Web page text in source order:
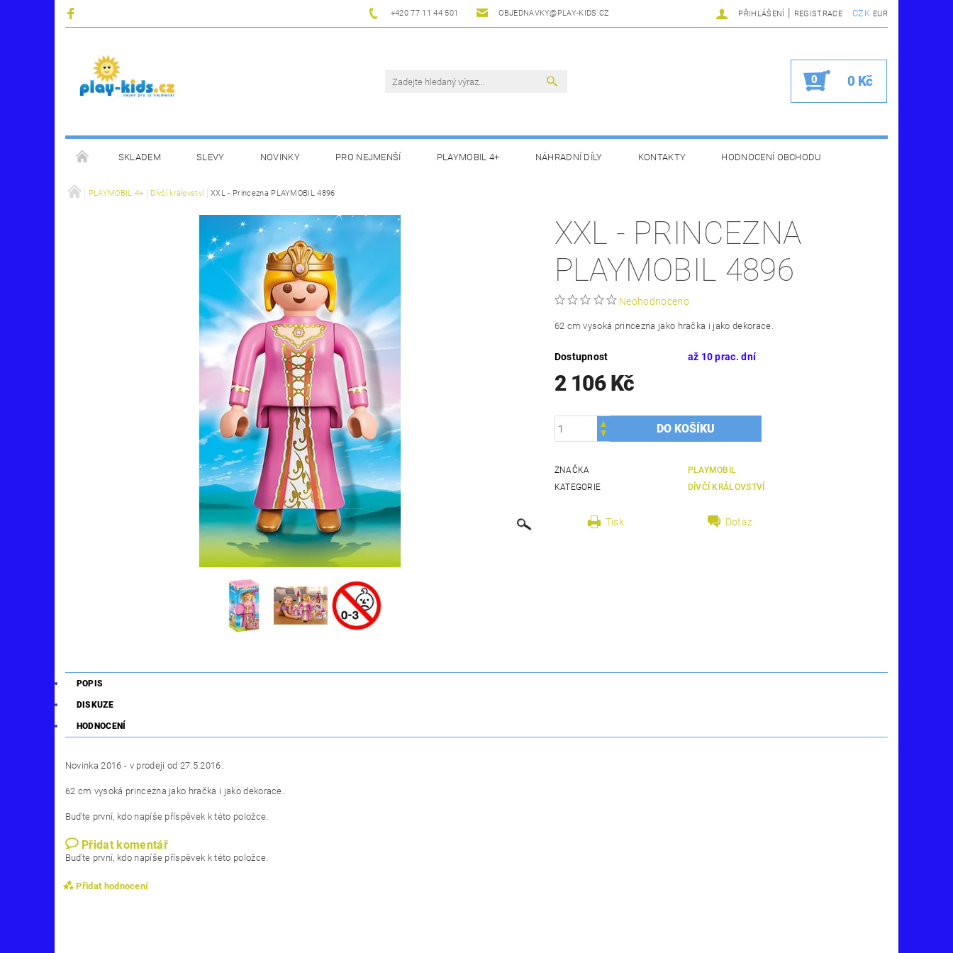
+420 77 11 44 501 OBJEDNAVKY@PLAY-KIDS.CZ CZK EUR
PŘIHLÁŠENÍ | REGISTRACE
0 0 Kč
SKLADEM SLEVY NOVINKY PRO NEJMENŠÍ PLAYMOBIL 4+ NÁHRADNÍ DÍLY KONTAKTY HODNOCENÍ OBCHODU
PLAYMOBIL 4+ Dívčí království XXL - Princezna PLAYMOBIL 4896
XXL - PRINCEZNA
PLAYMOBIL 4896
Neohodnoceno
62 cm vysoká princezna jako hračka i jako dekorace.
Dostupnost až 10 prac. dní
2 106 Kč
ZNAČKA
PLAYMOBIL
KATEGORIE
DÍVČÍ KRÁLOVSTVÍ
Tisk Dotaz
POPIS
DISKUZE
HODNOCENÍ
Novinka 2016 - v prodeji od 27.5.2016.
62 cm vysoká princezna jako hračka i jako dekorace.
Buďte první, kdo napíše příspěvek k této položce.
Přidat komentář
Buďte první, kdo napíše příspěvek k této položce.
Přidat hodnocení